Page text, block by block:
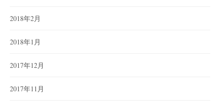
2018年2月
2018年1月
2017年12月
2017年11月